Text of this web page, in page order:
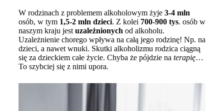
W rodzinach z problemem alkoholowym żyje 3-4 mln
osób, w tym 1,5-2 mln dzieci. Z kolei 700-900 tys. osób w
naszym kraju jest uzależnionych od alkoholu.
Uzależnienie chorego wpływa na całą jego rodzinę! Np. na
dzieci, a nawet wnuki. Skutki alkoholizmu rodzica ciągną
się za dzieckiem całe życie. Chyba że pójdzie na terapię…
To szybciej się z nimi upora.